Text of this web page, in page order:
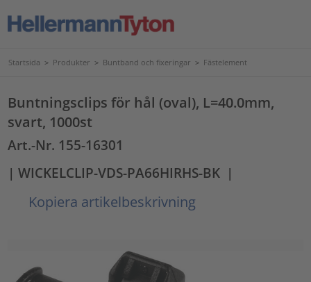
Startsida > Produkter > Buntband och fixeringar > Fästelement
Buntningsclips för hål (oval), L=40.0mm,
svart, 1000st
Art.-Nr. 155-16301
| WICKELCLIP-VDS-PA66HIRHS-BK |
Kopiera artikelbeskrivning